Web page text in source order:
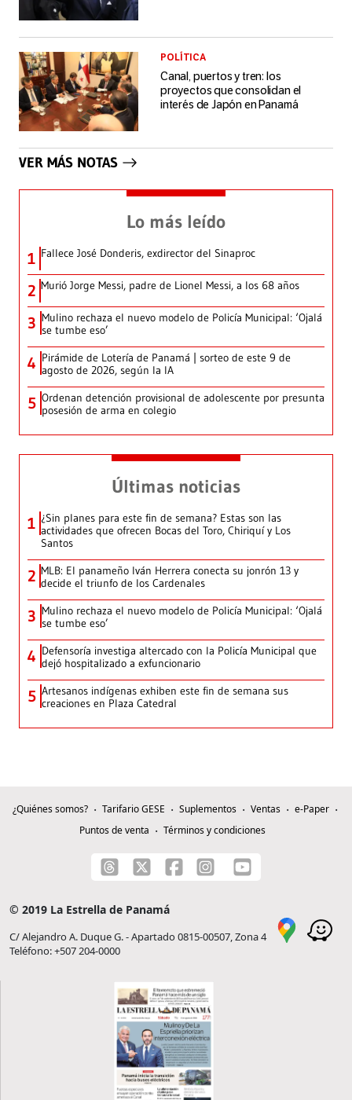
POLÍTICA
Canal, puertos y tren: los
proyectos que consolidan el
interés de Japón en Panamá
VER MÁS NOTAS
Lo más leído
1 Fallece José Donderis, exdirector del Sinaproc
2 Murió Jorge Messi, padre de Lionel Messi, a los 68 años
3 Mulino rechaza el nuevo modelo de Policía Municipal: ‘Ojalá
se tumbe eso’
4 Pirámide de Lotería de Panamá | sorteo de este 9 de
agosto de 2026, según la IA
5 Ordenan detención provisional de adolescente por presunta
posesión de arma en colegio
Últimas noticias
1 ¿Sin planes para este fin de semana? Estas son las
actividades que ofrecen Bocas del Toro, Chiriquí y Los
Santos
2 MLB: El panameño Iván Herrera conecta su jonrón 13 y
decide el triunfo de los Cardenales
3 Mulino rechaza el nuevo modelo de Policía Municipal: ‘Ojalá
se tumbe eso’
4 Defensoría investiga altercado con la Policía Municipal que
dejó hospitalizado a exfuncionario
5 Artesanos indígenas exhiben este fin de semana sus
creaciones en Plaza Catedral
¿Quiénes somos? Tarifario GESE Suplementos Ventas
e-Paper
Puntos de venta
Términos y condiciones
© 2019 La Estrella de Panamá
C/ Alejandro A. Duque G. - Apartado 0815-00507, Zona 4
Teléfono: +507 204-0000